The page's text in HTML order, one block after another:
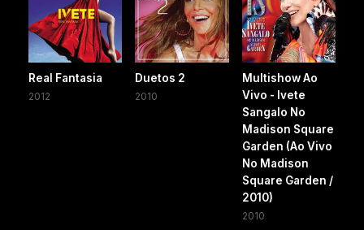
Real Fantasia
2012
Duetos 2
2010
Multishow Ao
Vivo - Ivete
Sangalo No
Madison Square
Garden (Ao Vivo
No Madison
Square Garden /
2010)
2010